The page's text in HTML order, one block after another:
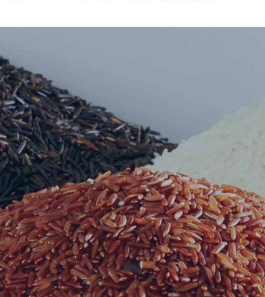
Produits
Large Sélection
ce que vous recherchez, nous avons tous
dont vous pourriez avoir besoin.
à nos clients uniquement les
meilleurs produits disponibles.
notregamme de produitset n'hésitez pas
ànous contacter.